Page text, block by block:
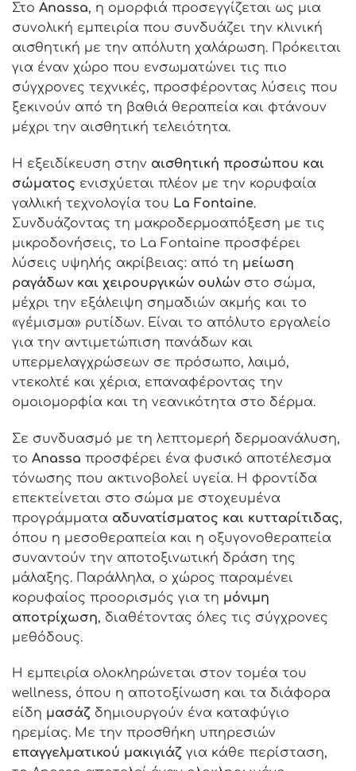
Στο Anassa, η ομορφιά προσεγγίζεται ως μια
συνολική εμπειρία που συνδυάζει την κλινική
αισθητική με την απόλυτη χαλάρωση. Πρόκειται
για έναν χώρο που ενσωματώνει τις πιο
σύγχρονες τεχνικές, προσφέροντας λύσεις που
ξεκινούν από τη βαθιά θεραπεία και φτάνουν
μέχρι την αισθητική τελειότητα.
Η εξειδίκευση στην αισθητική προσώπου και
σώματος ενισχύεται πλέον με την κορυφαία
γαλλική τεχνολογία του La Fontaine.
Συνδυάζοντας τη μακροδερμοαπόξεση με τις
μικροδονήσεις, το La Fontaine προσφέρει
λύσεις υψηλής ακρίβειας: από τη μείωση
ραγάδων και χειρουργικών ουλών στο σώμα,
μέχρι την εξάλειψη σημαδιών ακμής και το
«γέμισμα» ρυτίδων. Είναι το απόλυτο εργαλείο
για την αντιμετώπιση πανάδων και
υπερμελαγχρώσεων σε πρόσωπο, λαιμό,
ντεκολτέ και χέρια, επαναφέροντας την
ομοιομορφία και τη νεανικότητα στο δέρμα.
Σε συνδυασμό με τη λεπτομερή δερμοανάλυση,
το Anassa προσφέρει ένα φυσικό αποτέλεσμα
τόνωσης που ακτινοβολεί υγεία. Η φροντίδα
επεκτείνεται στο σώμα με στοχευμένα
προγράμματα αδυνατίσματος και κυτταρίτιδας,
όπου η μεσοθεραπεία και η οξυγονοθεραπεία
συναντούν την αποτοξινωτική δράση της
μάλαξης. Παράλληλα, ο χώρος παραμένει
κορυφαίος προορισμός για τη μόνιμη
αποτρίχωση, διαθέτοντας όλες τις σύγχρονες
μεθόδους.
Η εμπειρία ολοκληρώνεται στον τομέα του
wellness, όπου η αποτοξίνωση και τα διάφορα
είδη μασάζ δημιουργούν ένα καταφύγιο
ηρεμίας. Με την προσθήκη υπηρεσιών
επαγγελματικού μακιγιάζ για κάθε περίσταση,